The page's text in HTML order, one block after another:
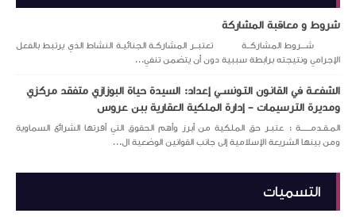
شروط و معاقبة المشاركة
شـــروط المشاركــة تعتبــر المشاركـة الجنائيـة النشاط الذي يرتبط بالفعل
الإجرامي ونتيجته برابطة سببية دون أن يتضمن تنفي...
الشفعـة في القانـون التـونســي إعداد: السيدة حياة البوزازي متفقد مركزي
ومديرة الترسيمات – إدارة الملكية العقارية ببن عروس
المـقـدمــــــة : عتبـر حق الملكية من أبرز وأهم الحقوق التي أقرتها الشرائع السماوية
ومن بينها الشريعة الإسلامية إلى جانب القوانين الوضعية ال...
التسميات